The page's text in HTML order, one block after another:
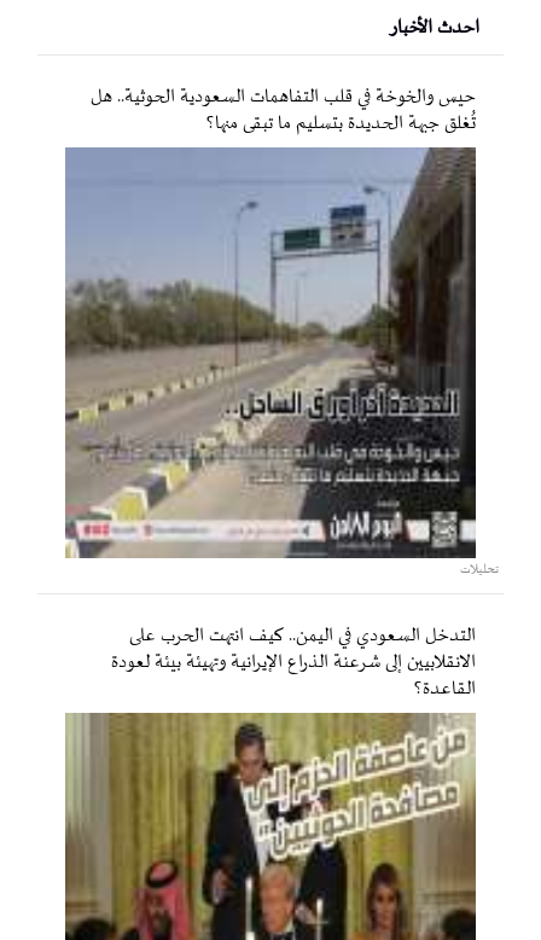
احدث الأخبار
حيس والخوخة في قلب التفاهمات السعودية الحوثية.. هل
تُغلق جبهة الحديدة بتسليم ما تبقى منها؟
تحليلات
التدخل السعودي في اليمن.. كيف انتهت الحرب على
الانقلابيين إلى شرعنة الذراع الإيرانية وتهيئة بيئة لعودة
القاعدة؟